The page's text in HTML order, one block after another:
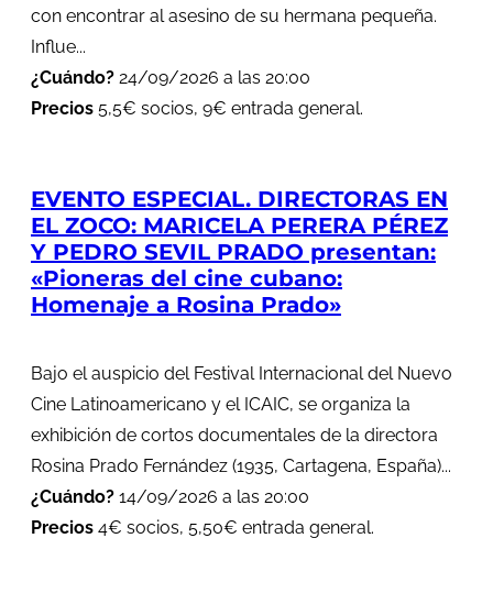
con encontrar al asesino de su hermana pequeña.
Influe...
¿Cuándo? 24/09/2026 a las 20:00
Precios 5,5€ socios, 9€ entrada general.
EVENTO ESPECIAL. DIRECTORAS EN
EL ZOCO: MARICELA PERERA PÉREZ
Y PEDRO SEVIL PRADO presentan:
«Pioneras del cine cubano:
Homenaje a Rosina Prado»
Bajo el auspicio del Festival Internacional del Nuevo
Cine Latinoamericano y el ICAIC, se organiza la
exhibición de cortos documentales de la directora
Rosina Prado Fernández (1935, Cartagena, España)...
¿Cuándo? 14/09/2026 a las 20:00
Precios 4€ socios, 5,50€ entrada general.